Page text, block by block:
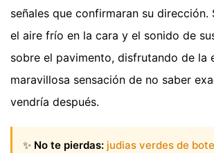
señales que confirmaran su dirección.
el aire frío en la cara y el sonido de
sobre el pavimento, disfrutando de la
maravillosa sensación de no saber
vendría después.
✨ No te pierdas: judias verdes de bote